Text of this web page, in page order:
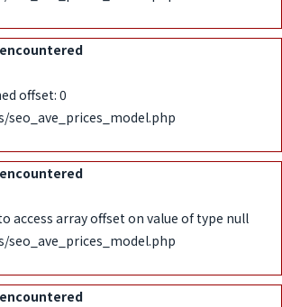
encountered
offset: 0
seo_ave_prices_model.php
encountered
access array offset on value of type null
seo_ave_prices_model.php
encountered